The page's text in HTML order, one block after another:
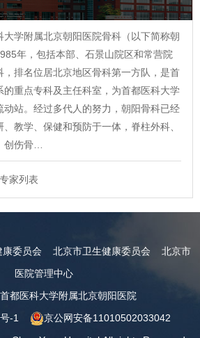
学附属北京朝阳医院骨科（以下简称朝
年，包括本部、石景山院区和常营院
，排名位居北京地区骨科第一方队，是首
的重点专科及主任科室，为首都医科大学
动站。经过多代人的努力，朝阳骨科已经
教学、保健和预防于一体，脊柱外科、
创伤骨…
专家列表
康委员会 北京市卫生健康委员会
北京市
医院管理中心
都医科大学附属北京朝阳医院
-1
京公网安备11010502033042